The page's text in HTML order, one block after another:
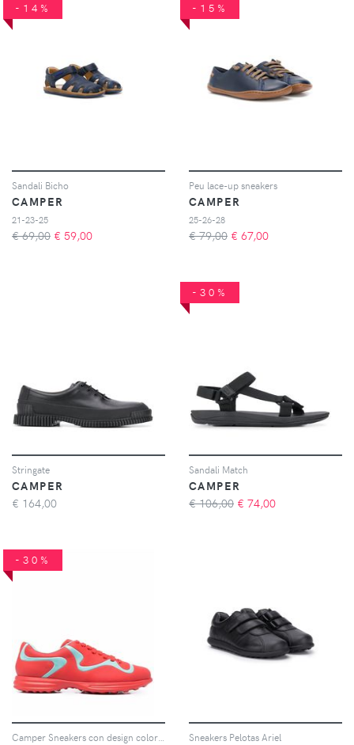
-14%
Sandali Bicho
CAMPER
21-23-25
€ 69,00 € 59,00
-15%
Peu lace-up sneakers
CAMPER
25-26-28
€ 79,00 € 67,00
Stringate
CAMPER
€ 164,00
-30%
Sandali Match
CAMPER
€ 106,00 € 74,00
-30%
Sneakers Pelotas Ariel